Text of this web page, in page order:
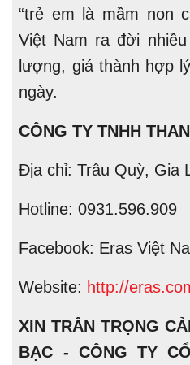
“trẻ em là mầm non
Việt Nam ra đời
lượng, giá thành hợp
ngày.
CÔNG TY TNHH
Địa chỉ: Trâu Quỳ, Gia
Hotline: 0931.596.909
Facebook: Eras Việt
Website: http://
XIN TRÂN TRỌNG
BẠC - CÔNG TY